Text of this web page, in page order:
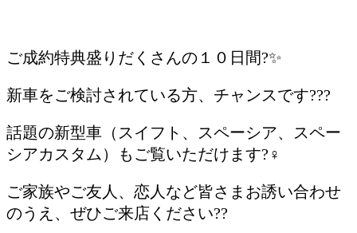
ご成約特典盛りだくさんの１０日間?✨
新車をご検討されている方、チャンスです???
話題の新型車（スイフト、スペーシア、スペー
シアカスタム）もご覧いただけます?‍♀️
ご家族やご友人、恋人など皆さまお誘い合わせ
のうえ、ぜひご来店ください??